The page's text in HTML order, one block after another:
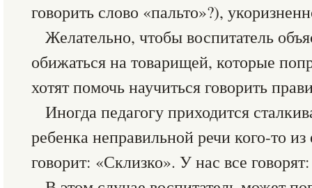
говорить слово «пальто»?),
Желательно, чтобы воспитатель
обижаться на товарищей, которые
хотят помочь научиться говорить
Иногда педагогу приходится
ребенка неправильной речи кого-то
говорит: «Склизко». У нас все